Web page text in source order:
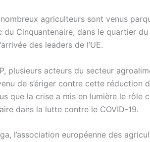
agriculteurs sont venus
Cinquantenaire, dans le quartier du
des leaders de l’UE.
plusieurs acteurs du secteur
de s’ériger contre cette réduction
que la crise a mis en lumière le rôle
dans la lutte contre le COVID-19.
l’association européenne des